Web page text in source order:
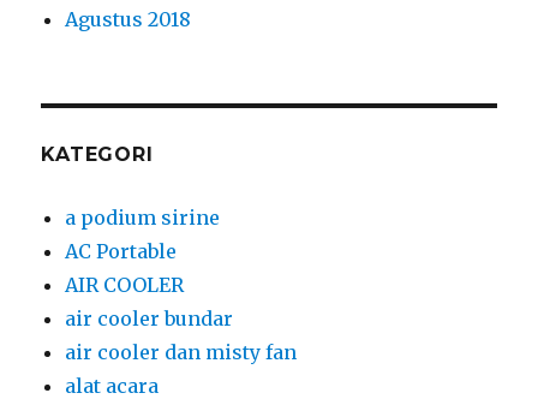
Agustus 2018
KATEGORI
a podium sirine
AC Portable
AIR COOLER
air cooler bundar
air cooler dan misty fan
alat acara